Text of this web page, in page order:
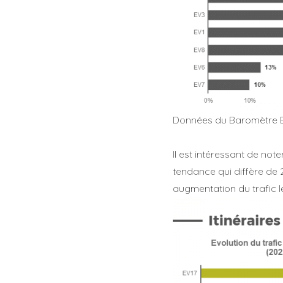
Données du Baromètre
Il est intéressant de
tendance qui diffère de
augmentation du trafic